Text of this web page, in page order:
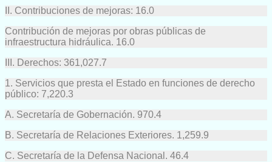
II. Contribuciones de mejoras: 16.0
Contribución de mejoras por obras públicas de
infraestructura hidráulica. 16.0
III. Derechos: 361,027.7
1. Servicios que presta el Estado en funciones de derecho
público: 7,220.3
A. Secretaría de Gobernación. 970.4
B. Secretaría de Relaciones Exteriores. 1,259.9
C. Secretaría de la Defensa Nacional. 46.4